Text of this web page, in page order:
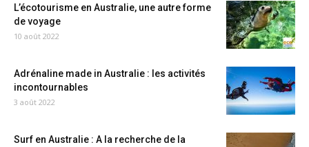
L’écotourisme en Australie, une autre forme
de voyage
10 août 2022
Adrénaline made in Australie : les activités
incontournables
3 août 2022
Surf en Australie : A la recherche de la